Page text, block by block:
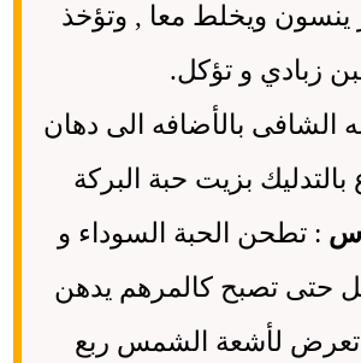
ينسون ويخلط معا , وتؤخذ
زبادي و تؤكل.
الشافى بالأضافه الى دهان
بزيت حبة البركة
: تطحن الحبة السوداء و
حتى تصبح كالمرهم يدهن
تعرض لأشعة الشمس ربع